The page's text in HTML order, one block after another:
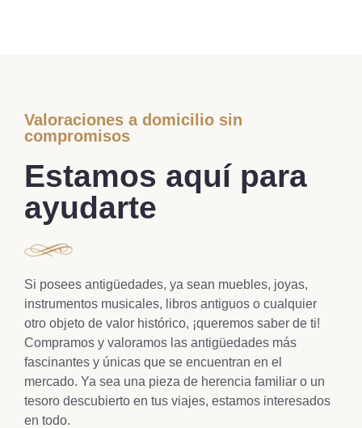
Valoraciones a domicilio sin
compromisos
Estamos aquí para
ayudarte
Si posees antigüedades, ya sean muebles, joyas,
instrumentos musicales, libros antiguos o cualquier
otro objeto de valor histórico, ¡queremos saber de ti!
Compramos y valoramos las antigüedades más
fascinantes y únicas que se encuentran en el
mercado. Ya sea una pieza de herencia familiar o un
tesoro descubierto en tus viajes, estamos interesados
en todo.